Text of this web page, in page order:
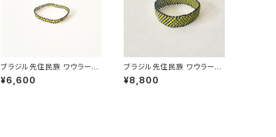
ブラジル先住民族 ワウラー族
ビーズブレスレット 0.5cm幅
内周16cm
¥6,600
ブラジル先住民族 ワウラー族
ビーズブレスレット 1.5cm幅
内周15cm
¥8,800